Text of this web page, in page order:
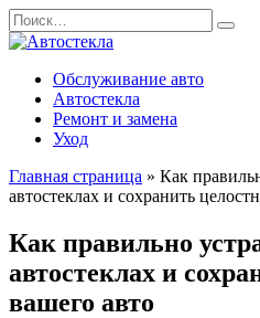
Перейти
к
Search
for:
Обслуживание авто
Автостекла
Ремонт и замена
Уход
Главная страница » Как
автостеклах и сохранить
Как правильно
автостеклах и
вашего авто